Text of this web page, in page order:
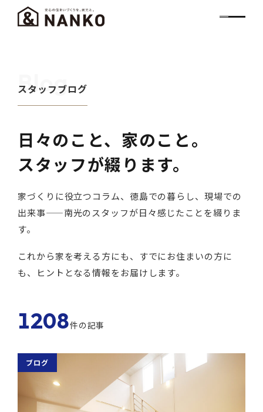
Blog
スタッフブログ
日々のこと、家のこと。
スタッフが綴ります。
家づくりに役立つコラム、徳島での暮らし、現場での
出来事——南光のスタッフが日々感じたことを綴りま
す。
これから家を考える方にも、すでにお住まいの方に
も、ヒントとなる情報をお届けします。
1208件の記事
ブログ